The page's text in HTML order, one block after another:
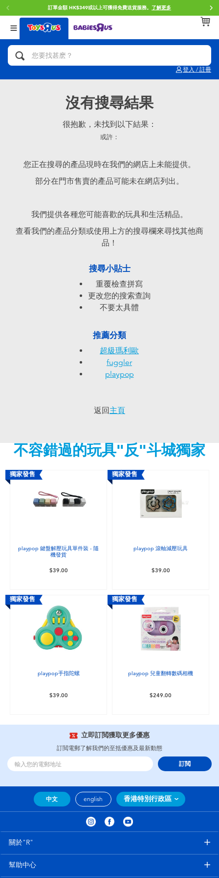
訂單金額 HK$349或以上可獲得免費送貨服務。 了解更多
登入 / 註冊
返回
分類目錄
人氣英雄,角色扮演,射擊玩具
拼砌組合及樂高LEGO
玩具車,貨車,火車及遙控系列
手工藝,文具,蠟筆,泥膠,畫板
戶外及運動用品
角色扮演及造型系列
嬰兒及學前玩具
任天堂 Switch
電池
人氣角色
返回
品牌
Brunch Brother 早午餐兄弟
Spider-Man蜘蛛俠
Play-Doh培樂多
Globber高樂寶
返回
年齢
0~2歳
12~14歳
沒有搜尋結果
很抱歉，未找到以下結果：
或許：
您正在搜尋的產品現時在我們的網店上未能提供。
部分在門市售賣的產品可能未在網店列出。
我們提供各種您可能喜歡的玩具和生活精品。
查看我們的產品分類或使用上方的搜尋欄來尋找其他商
品！
搜尋小貼士
重覆檢查拼寫
更改您的搜索查詢
不要太具體
推薦分類
超級瑪利歐
fuggler
playpop
返回主頁
不容錯過的玩具"反"斗城獨家
獨家發售
playpop 鍵盤解壓玩具單件裝 - 隨
機發貨
$39.00
獨家發售
playpop 滾軸減壓玩具
$39.00
獨家發售
playpop手指陀螺
$39.00
獨家發售
playpop 兒童翻轉數碼相機
$249.00
立即訂閲獲取更多優惠
訂閲電郵了解我們的至抵優惠及最新動態
訂閲
中文 english 香港特別行政區
關於"R"
幫助中心